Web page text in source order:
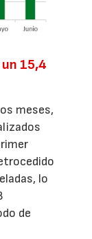
15,4
meses,
lo
de